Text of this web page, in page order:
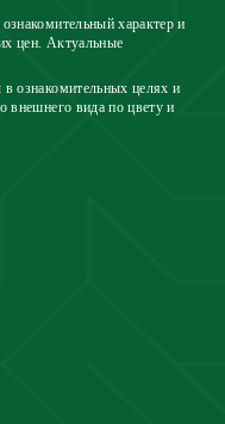
характер и
цен. Актуальные
в ознакомительных целях и
внешнего вида по цвету и